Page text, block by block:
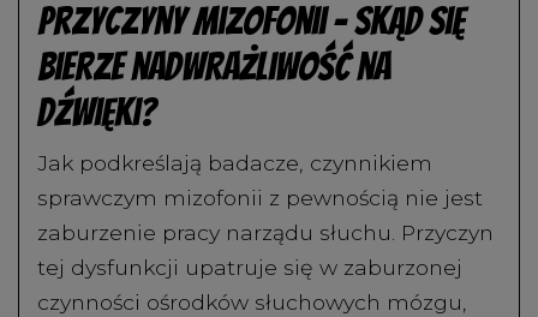
Przyczyny mizofonii – skąd się
bierze nadwrażliwość na
dźwięki?
Jak podkreślają badacze, czynnikiem
sprawczym mizofonii z pewnością nie jest
zaburzenie pracy narządu słuchu. Przyczyn
tej dysfunkcji upatruje się w zaburzonej
czynności ośrodków słuchowych mózgu,